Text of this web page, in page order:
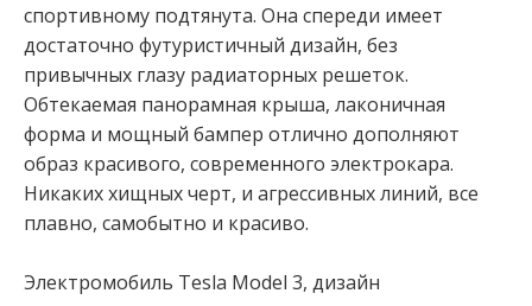
спортивному подтянута. Она спереди имеет
достаточно футуристичный дизайн, без
привычных глазу радиаторных решеток.
Обтекаемая панорамная крыша, лаконичная
форма и мощный бампер отлично дополняют
образ красивого, современного электрокара.
Никаких хищных черт, и агрессивных линий, все
плавно, самобытно и красиво.
Электромобиль Tesla Model 3, дизайн